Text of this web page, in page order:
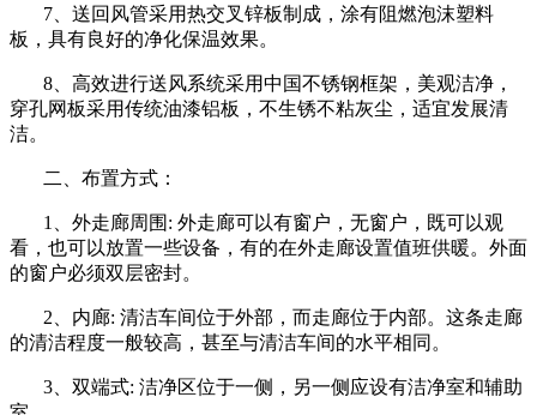
7、送回风管采用热交叉锌板制成，涂有阻燃泡沫塑料
板，具有良好的净化保温效果。
8、高效进行送风系统采用中国不锈钢框架，美观洁净，
穿孔网板采用传统油漆铝板，不生锈不粘灰尘，适宜发展清
洁。
二、布置方式：
1、外走廊周围: 外走廊可以有窗户，无窗户，既可以观
看，也可以放置一些设备，有的在外走廊设置值班供暖。外面
的窗户必须双层密封。
2、内廊: 清洁车间位于外部，而走廊位于内部。这条走廊
的清洁程度一般较高，甚至与清洁车间的水平相同。
3、双端式: 洁净区位于一侧，另一侧应设有洁净室和辅助